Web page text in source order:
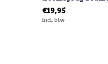
€19,95
Incl. btw